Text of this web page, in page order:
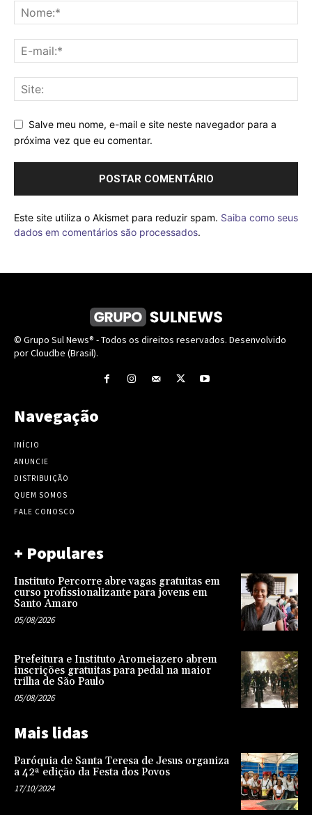
Salve meu nome, e-mail e site neste navegador para a
próxima vez que eu comentar.
Este site utiliza o Akismet para reduzir spam. Saiba como seus
dados em comentários são processados.
© Grupo Sul News® - Todos os direitos reservados. Desenvolvido
por Cloudbe (Brasil).
Navegação
INÍCIO
ANUNCIE
DISTRIBUIÇÃO
QUEM SOMOS
FALE CONOSCO
+ Populares
Instituto Percorre abre vagas gratuitas em
curso profissionalizante para jovens em
Santo Amaro
05/08/2026
Prefeitura e Instituto Aromeiazero abrem
inscrições gratuitas para pedal na maior
trilha de São Paulo
05/08/2026
Mais lidas
Paróquia de Santa Teresa de Jesus organiza
a 42ª edição da Festa dos Povos
17/10/2024